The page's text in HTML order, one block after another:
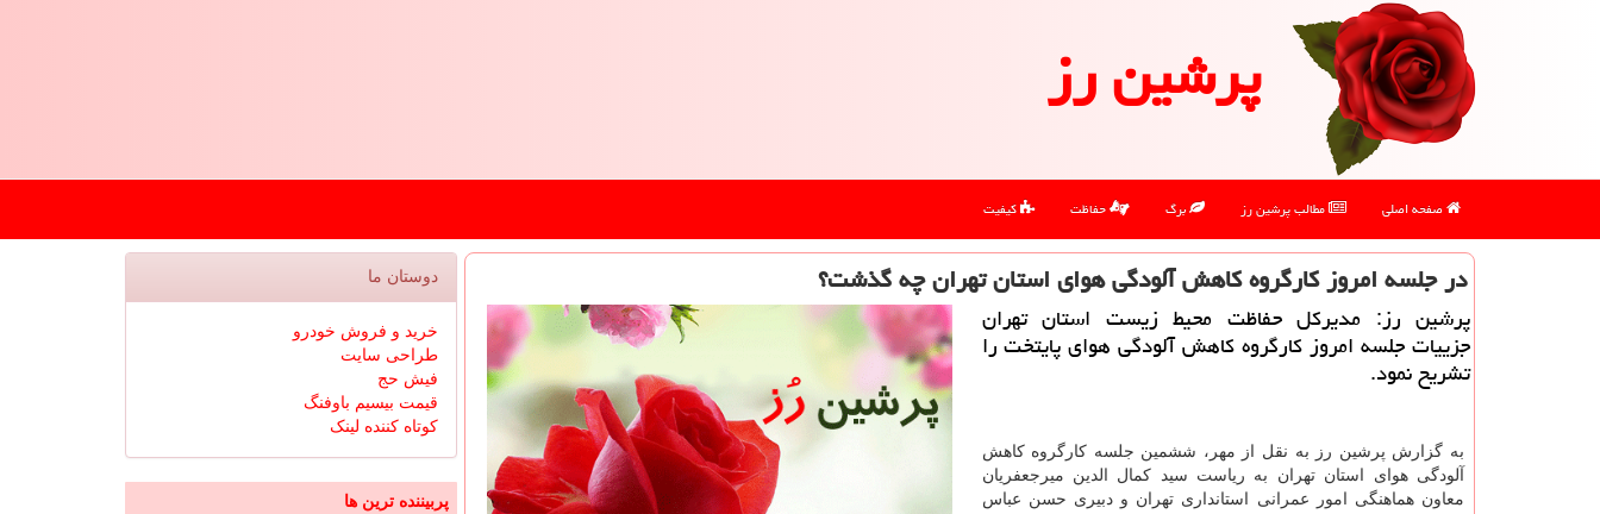
پرشین رز
صفحه اصلی مطالب پرشین رز برگ حفاظت کیفیت
در جلسه امروز کارگروه کاهش آلودگی هوای استان تهران چه گذشت؟
پرشین رز: مدیرکل حفاظت محیط زیست استان تهران
جزییات جلسه امروز کارگروه کاهش آلودگی هوای پایتخت را
تشریح نمود.
به گزارش پرشین رز به نقل از مهر، ششمین جلسه کارگروه کاهش
آلودگی هوای استان تهران به ریاست سید کمال الدین میرجعفریان
معاون هماهنگی امور عمرانی استانداری تهران و دبیری حسن عباس
دوستان ما
خرید و فروش خودرو
طراحی سایت
فیش حج
قیمت بیسیم باوفنگ
کوتاه کننده لینک
پربیننده ترین ها